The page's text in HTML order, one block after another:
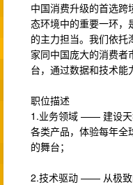
中国消费升级的首选跨
态环境中的重要一环
的主力担当。我们依
家同中国庞大的消费
台，通过数据和技术
职位描述
1.业务领域 —— 建设天
各类产品，体验每年全
的舞台；
2.技术驱动 —— 从极致